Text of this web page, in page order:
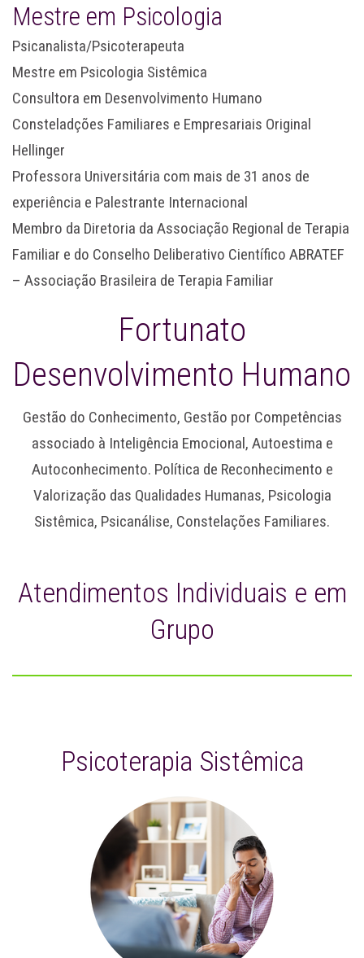
Mestre em Psicologia
Psicanalista/Psicoterapeuta
Mestre em Psicologia Sistêmica
Consultora em Desenvolvimento Humano
Consteladções Familiares e Empresariais Original
Hellinger
Professora Universitária com mais de 31 anos de
experiência e Palestrante Internacional
Membro da Diretoria da Associação Regional de Terapia
Familiar e do Conselho Deliberativo Científico ABRATEF
– Associação Brasileira de Terapia Familiar
Fortunato
Desenvolvimento Humano
Gestão do Conhecimento, Gestão por Competências
associado à Inteligência Emocional, Autoestima e
Autoconhecimento. Política de Reconhecimento e
Valorização das Qualidades Humanas, Psicologia
Sistêmica, Psicanálise, Constelações Familiares.
Atendimentos Individuais e em
Grupo
Psicoterapia Sistêmica